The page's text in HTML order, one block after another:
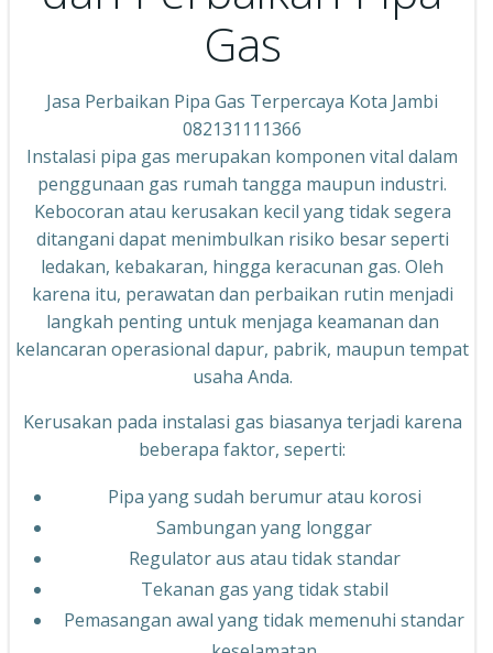
Gas
Jasa Perbaikan Pipa Gas Terpercaya Kota Jambi
082131111366
Instalasi pipa gas merupakan komponen vital dalam
penggunaan gas rumah tangga maupun industri.
Kebocoran atau kerusakan kecil yang tidak segera
ditangani dapat menimbulkan risiko besar seperti
ledakan, kebakaran, hingga keracunan gas. Oleh
karena itu, perawatan dan perbaikan rutin menjadi
langkah penting untuk menjaga keamanan dan
kelancaran operasional dapur, pabrik, maupun tempat
usaha Anda.
Kerusakan pada instalasi gas biasanya terjadi karena
beberapa faktor, seperti:
Pipa yang sudah berumur atau korosi
Sambungan yang longgar
Regulator aus atau tidak standar
Tekanan gas yang tidak stabil
Pemasangan awal yang tidak memenuhi standar